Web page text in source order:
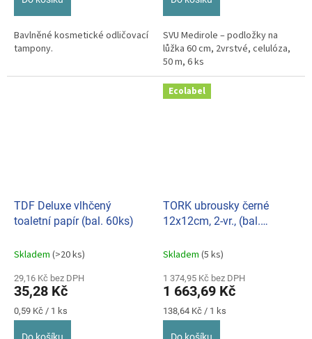
Bavlněné kosmetické odličovací
tampony.
SVU Medirole – podložky na
lůžka 60 cm, 2vrstvé, celulóza,
50 m, 6 ks
TDF Deluxe vlhčený
toaletní papír (bal. 60ks)
Skladem (>20 ks)
29,16 Kč bez DPH
35,28 Kč
Měrná
cena:
0,59 Kč / 1 ks
Ecolabel
TORK ubrousky černé
12x12cm, 2-vr., (bal.
Skladem (5 ks)
1 374,95 Kč bez DPH
1 663,69 Kč
Měrná
cena:
138,64 Kč / 1 ks